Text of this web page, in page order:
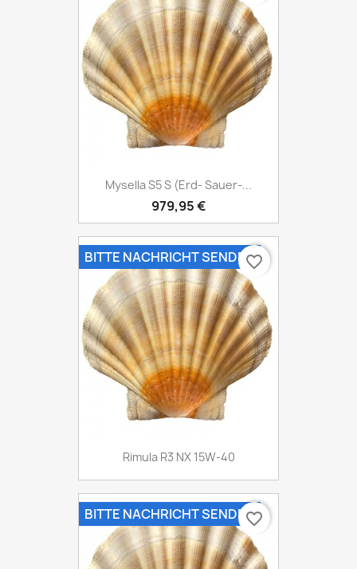
Mysella S5 S (Erd- Sauer-...
979,95 €
Rimula R3 NX 15W-40
BITTE NACHRICHT SENDENfavorite_border
BITTE NACHRICHT SENDENfavorite_border